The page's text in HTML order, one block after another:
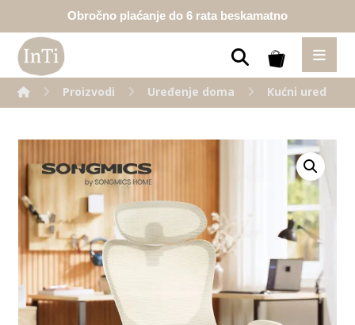
Obročno plaćanje do 6 rata beskamatno
Proizvodi Uređenje doma Kućni ured
Enlarge the image